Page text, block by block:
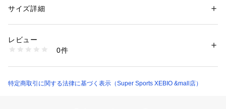
※一部商品において弊社カラー表記がメーカーカラー表記と異
商品の色味が若干異なる場合があります。
※掲載の価格・製品のパッケージ・デザイン・仕様について、
ースポーツゼビオ ゼビオ Super Sports XEBIO ボール ball ボ
性別：レディース
商品番号：
10906478601 （ショップ）
サイズ詳細
レビュー
0件
特定商取引に関する法律に基づく表示（Super Sports XEBIO &mall店）